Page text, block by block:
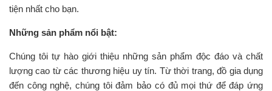
tiện nhất cho bạn.
Những sản phẩm nổi bật:
Chúng tôi tự hào giới thiệu những sản phẩm độc đáo và chất
lượng cao từ các thương hiệu uy tín. Từ thời trang, đồ gia dụng
đến công nghệ, chúng tôi đảm bảo có đủ mọi thứ để đáp ứng